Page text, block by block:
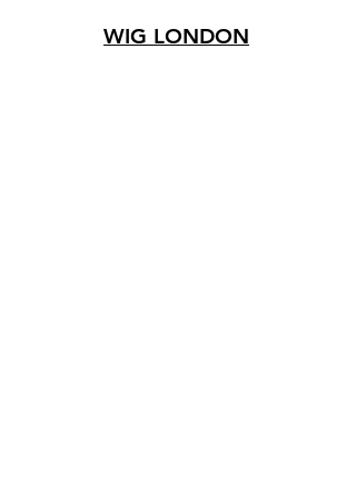
WIG LONDON